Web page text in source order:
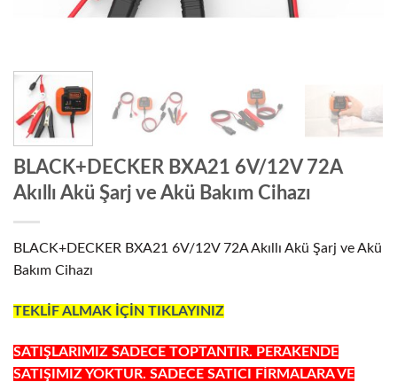
BLACK+DECKER BXA21 6V/12V 72A
Akıllı Akü Şarj ve Akü Bakım Cihazı
BLACK+DECKER BXA21 6V/12V 72A Akıllı Akü Şarj ve Akü
Bakım Cihazı
TEKLİF ALMAK İÇİN TIKLAYINIZ
SATIŞLARIMIZ SADECE TOPTANTIR. PERAKENDE
SATIŞIMIZ YOKTUR. SADECE SATICI FİRMALARA VE